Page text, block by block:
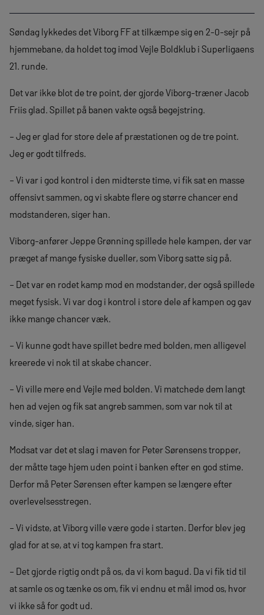
Søndag lykkedes det Viborg FF at tilkæmpe sig en 2-0-sejr på
hjemmebane, da holdet tog imod Vejle Boldklub i Superligaens
21. runde.
Det var ikke blot de tre point, der gjorde Viborg-træner Jacob
Friis glad. Spillet på banen vakte også begejstring.
– Jeg er glad for store dele af præstationen og de tre point.
Jeg er godt tilfreds.
– Vi var i god kontrol i den midterste time, vi fik sat en masse
offensivt sammen, og vi skabte flere og større chancer end
modstanderen, siger han.
Viborg-anfører Jeppe Grønning spillede hele kampen, der var
præget af mange fysiske dueller, som Viborg satte sig på.
– Det var en rodet kamp mod en modstander, der også spillede
meget fysisk. Vi var dog i kontrol i store dele af kampen og gav
ikke mange chancer væk.
– Vi kunne godt have spillet bedre med bolden, men alligevel
kreerede vi nok til at skabe chancer.
– Vi ville mere end Vejle med bolden. Vi matchede dem langt
hen ad vejen og fik sat angreb sammen, som var nok til at
vinde, siger han.
Modsat var det et slag i maven for Peter Sørensens tropper,
der måtte tage hjem uden point i banken efter en god stime.
Derfor må Peter Sørensen efter kampen se længere efter
overlevelsesstregen.
– Vi vidste, at Viborg ville være gode i starten. Derfor blev jeg
glad for at se, at vi tog kampen fra start.
– Det gjorde rigtig ondt på os, da vi kom bagud. Da vi fik tid til
at samle os og tænke os om, fik vi endnu et mål imod os, hvor
vi ikke så for godt ud.